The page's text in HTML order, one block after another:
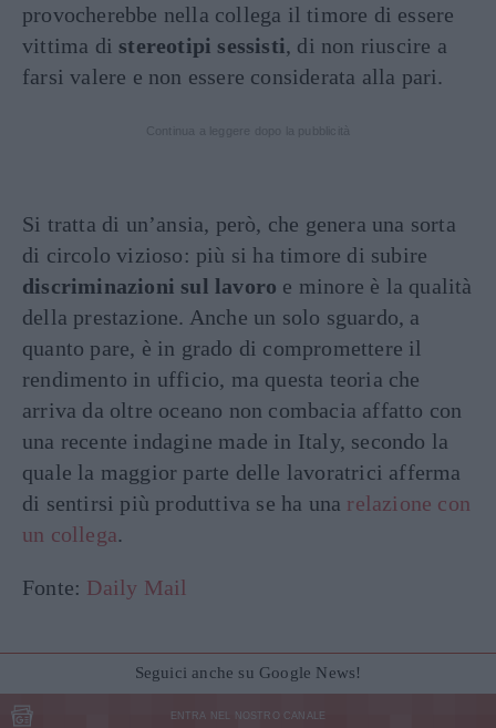
provocherebbe nella collega il timore di essere
vittima di stereotipi sessisti, di non riuscire a
farsi valere e non essere considerata alla pari.
Si tratta di un’ansia, però, che genera una sorta
di circolo vizioso: più si ha timore di subire
discriminazioni sul lavoro e minore è la qualità
della prestazione. Anche un solo sguardo, a
quanto pare, è in grado di compromettere il
rendimento in ufficio, ma questa teoria che
arriva da oltre oceano non combacia affatto con
una recente indagine made in Italy, secondo la
quale la maggior parte delle lavoratrici afferma
di sentirsi più produttiva se ha una relazione con
un collega.
Fonte: Daily Mail
Seguici anche su Google News!
ENTRA NEL NOSTRO CANALE